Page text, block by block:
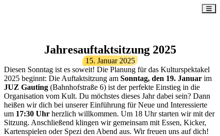
Jahresauftaktsitzung 2025
15. Januar 2025
Diesen Sonntag ist es soweit! Die Planung für das Kulturspektakel
2025 beginnt: Die Auftaktsitzung am Sonntag, den 19. Januar im
JUZ Gauting (Bahnhofstraße 6) ist der perfekte Einstieg in die
Organisation vom Kult. Du möchstes dieses Jahr dabei sein? Dann
heißen wir dich bei unserer Einführung für Neue und Interessierte
um 17:30 Uhr herzlich willkommen. Um 18 Uhr starten wir mit der
Sitzung. Anschließend klingen wir gemeinsam mit Essen, Kicker,
Kartenspielen oder Spezi den Abend aus. Wir freuen uns auf dich!